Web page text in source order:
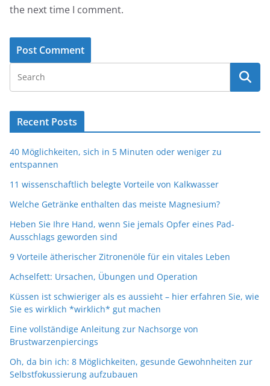
the next time I comment.
Recent Posts
40 Möglichkeiten, sich in 5 Minuten oder weniger zu
entspannen
11 wissenschaftlich belegte Vorteile von Kalkwasser
Welche Getränke enthalten das meiste Magnesium?
Heben Sie Ihre Hand, wenn Sie jemals Opfer eines Pad-
Ausschlags geworden sind
9 Vorteile ätherischer Zitronenöle für ein vitales Leben
Achselfett: Ursachen, Übungen und Operation
Küssen ist schwieriger als es aussieht – hier erfahren Sie, wie
Sie es wirklich *wirklich* gut machen
Eine vollständige Anleitung zur Nachsorge von
Brustwarzenpiercings
Oh, da bin ich: 8 Möglichkeiten, gesunde Gewohnheiten zur
Selbstfokussierung aufzubauen